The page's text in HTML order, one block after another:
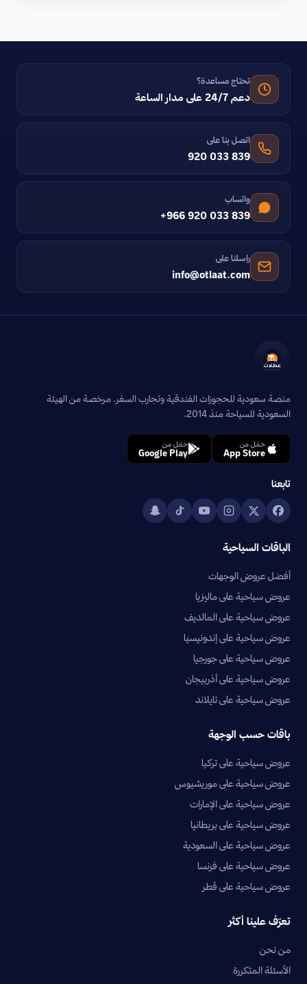
تحتاج مساعدة؟
دعم 24/7 على مدار الساعة
اتصل بنا على
920 033 839
واتساب
+966 920 033 839
راسلنا على
info@otlaat.com
منصة سعودية للحجوزات الفندقية وتجارب السفر. مرخصة من الهيئة
السعودية للسياحة منذ 2014.
حمّل من
App Store
حمّل من
Google Play
تابعنا
الباقات السياحية
أفضل عروض الوجهات
عروض سياحية على ماليزيا
عروض سياحية على المالديف
عروض سياحية على إندونيسيا
عروض سياحية على جورجيا
عروض سياحية على أذربيجان
عروض سياحية على تايلاند
باقات حسب الوجهة
عروض سياحية على تركيا
عروض سياحية على موريشيوس
عروض سياحية على الإمارات
عروض سياحية على بريطانيا
عروض سياحية على السعودية
عروض سياحية على فرنسا
عروض سياحية على قطر
تعرّف علينا أكثر
من نحن
الأسئلة المتكررة